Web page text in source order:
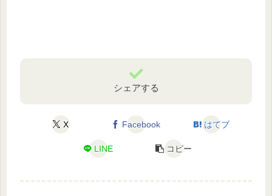
シェアする
X Facebook はてブ
LINE コピー